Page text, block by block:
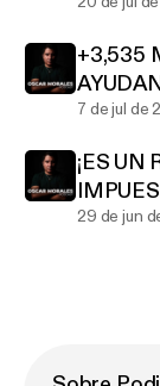
+3,535
7 de jul de
¡ES UN
29 de jun